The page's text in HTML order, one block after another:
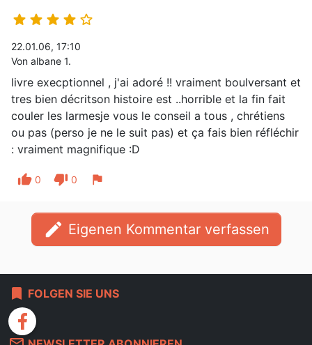
    
22.01.06, 17:10
Von albane 1.
livre execptionnel , j'ai adoré !! vraiment boulversant et
tres bien décritson histoire est ..horrible et la fin fait
couler les larmesje vous le conseil a tous , chrétiens
ou pas (perso je ne le suit pas) et ça fais bien réfléchir
: vraiment magnifique :D
thumb_up 0 thumb_down 0 flag
edit Eigenen Kommentar verfassen
bookmark FOLGEN SIE UNS
facebook